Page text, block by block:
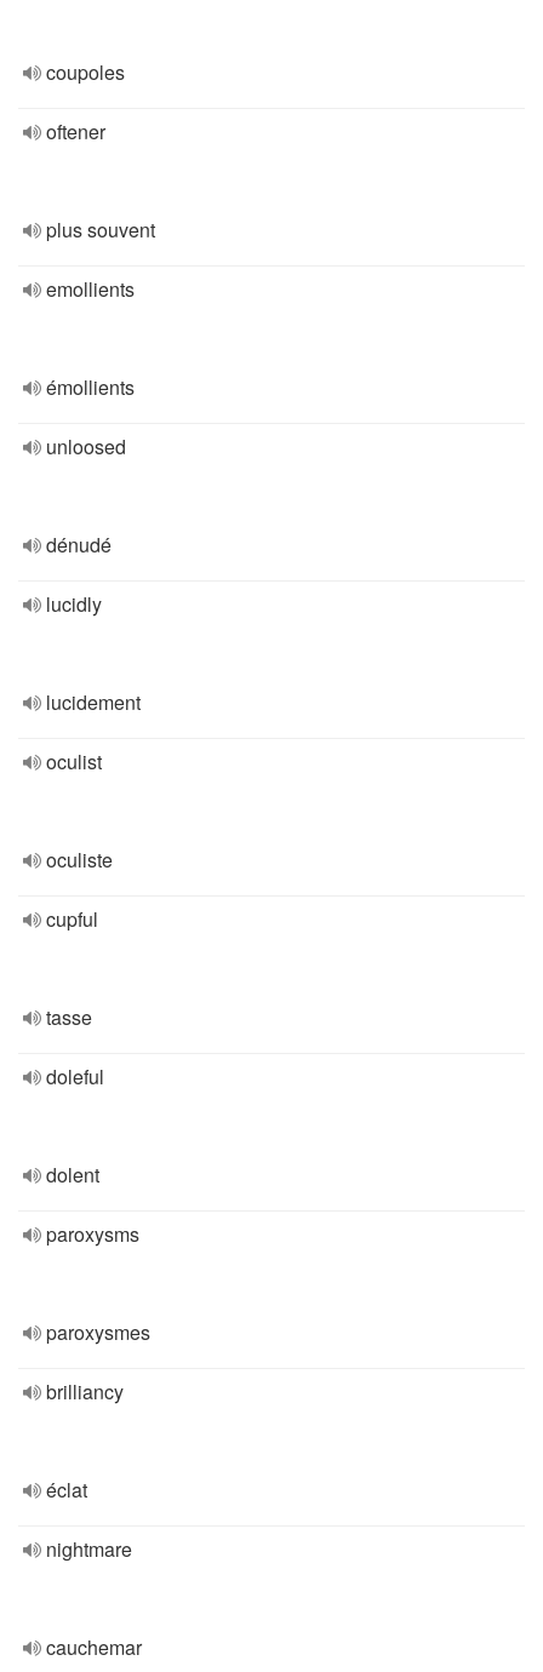
coupoles
oftener
plus souvent
emollients
émollients
unloosed
dénudé
lucidly
lucidement
oculist
oculiste
cupful
tasse
doleful
dolent
paroxysms
paroxysmes
brilliancy
éclat
nightmare
cauchemar